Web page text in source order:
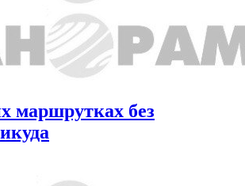
маршрутках без